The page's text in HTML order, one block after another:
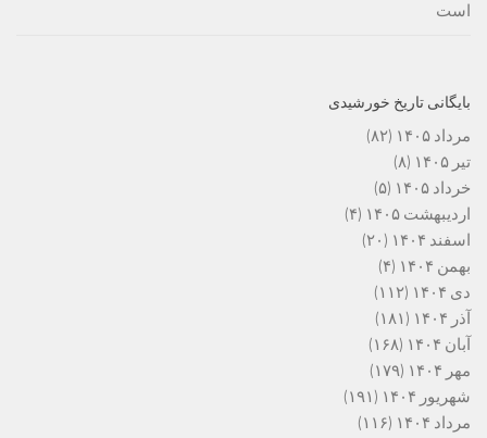
است
بایگانی تاریخ خورشیدی
مرداد ۱۴۰۵
(۸۲)
تیر ۱۴۰۵
(۸)
خرداد ۱۴۰۵
(۵)
اردیبهشت ۱۴۰۵
(۴)
اسفند ۱۴۰۴
(۲۰)
بهمن ۱۴۰۴
(۴)
دی ۱۴۰۴
(۱۱۲)
آذر ۱۴۰۴
(۱۸۱)
آبان ۱۴۰۴
(۱۶۸)
مهر ۱۴۰۴
(۱۷۹)
شهریور ۱۴۰۴
(۱۹۱)
مرداد ۱۴۰۴
(۱۱۶)